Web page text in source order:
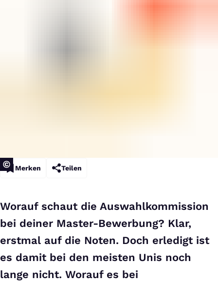
Merken Teilen
Worauf schaut die Auswahlkommission
bei deiner Master-Bewerbung? Klar,
erstmal auf die Noten. Doch erledigt ist
es damit bei den meisten Unis noch
lange nicht. Worauf es bei